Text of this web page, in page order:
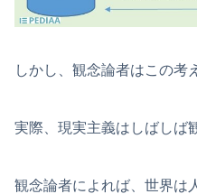
しかし、観念論者はこの考
実際、現実主義はしばしば
観念論者によれば、世界は